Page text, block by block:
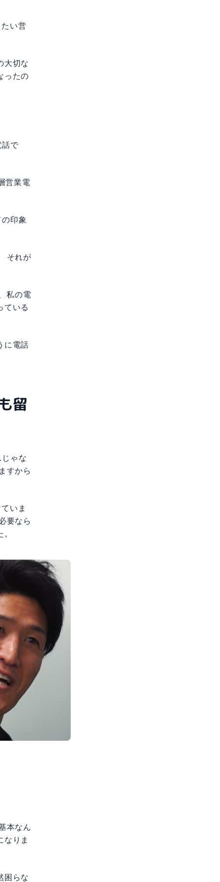
い営
大切な
ったの
で
営業電
印象
それが
私の電
ている
に電話
留
ゃな
すから
いま
要なら
本なん
りま
困らな